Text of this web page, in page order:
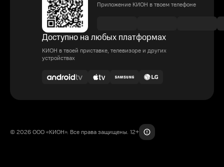
Приложение КИОН в твоем телефоне
Доступно на любых платформах
КИОН в твоей приставке, телевизоре и других
устройствах
© 2026 ООО «КИОН». Все права защищены. 12+